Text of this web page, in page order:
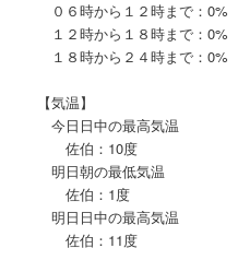
０６時から１２時まで：0%
１２時から１８時まで：0%
１８時から２４時まで：0%
【気温】
今日日中の最高気温
佐伯：10度
明日朝の最低気温
佐伯：1度
明日日中の最高気温
佐伯：11度